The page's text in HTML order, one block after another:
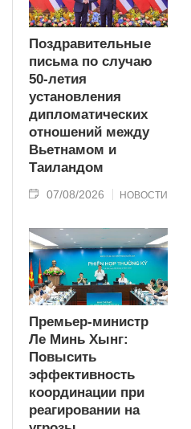
Поздравительные
письма по случаю
50-летия
установления
дипломатических
отношений между
Вьетнамом и
Таиландом
07/08/2026 НОВОСТИ
Премьер-министр
Ле Минь Хынг:
Повысить
эффективность
координации при
реагировании на